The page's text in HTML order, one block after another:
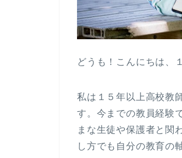
どうも！こんにちは、
私は１５年以上高校教
す。今までの教員経験
まな生徒や保護者と関
し方でも自分の教育の